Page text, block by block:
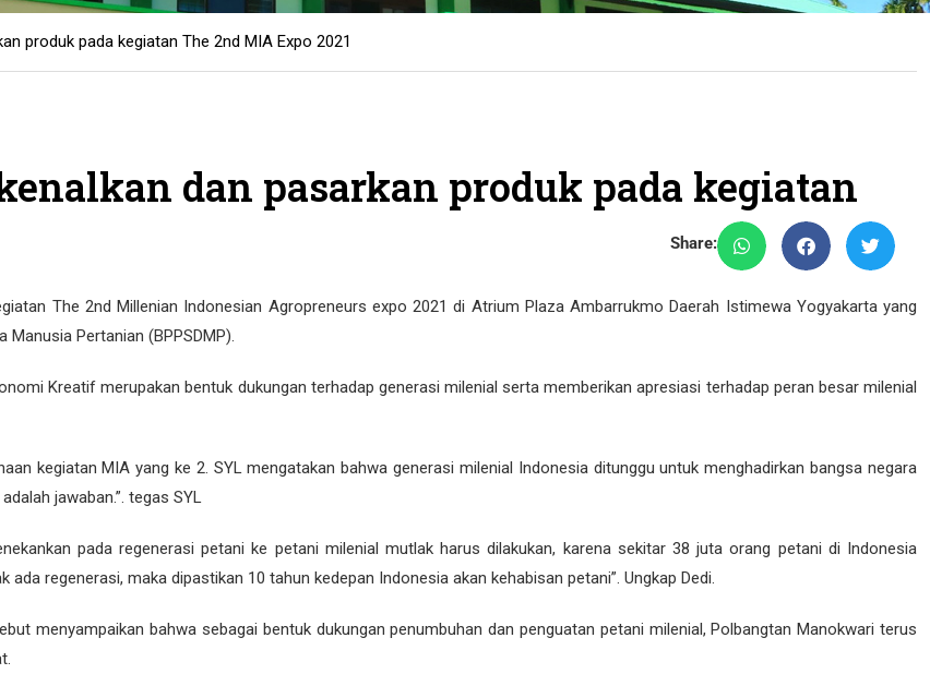
produk pada kegiatan The 2nd MIA Expo 2021
dan pasarkan produk pada kegiatan
Share:
The 2nd Millenian Indonesian Agropreneurs expo 2021 di Atrium Plaza Ambarrukmo Daerah Istimewa Yogyakarta yang
Manusia Pertanian (BPPSDMP).
Kreatif merupakan bentuk dukungan terhadap generasi milenial serta memberikan apresiasi terhadap peran besar milenial
kegiatan MIA yang ke 2. SYL mengatakan bahwa generasi milenial Indonesia ditunggu untuk menghadirkan bangsa negara
jawaban.”. tegas SYL
pada regenerasi petani ke petani milenial mutlak harus dilakukan, karena sekitar 38 juta orang petani di Indonesia
regenerasi, maka dipastikan 10 tahun kedepan Indonesia akan kehabisan petani”. Ungkap Dedi.
menyampaikan bahwa sebagai bentuk dukungan penumbuhan dan penguatan petani milenial, Polbangtan Manokwari terus